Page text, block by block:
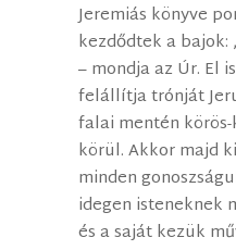
Jeremiás könyve
kezdődtek a bajok:
– mondja az Úr. El
felállítja trónját
falai mentén
körül. Akkor majd
minden
idegen
és a saját kezük